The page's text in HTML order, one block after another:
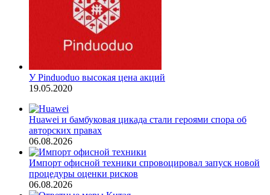
У Pinduoduo высокая цена акций
19.05.2020
Huawei и бамбуковая цикада стали героями спора об
авторских правах
06.08.2026
Импорт офисной техники спровоцировал запуск новой
процедуры оценки рисков
06.08.2026